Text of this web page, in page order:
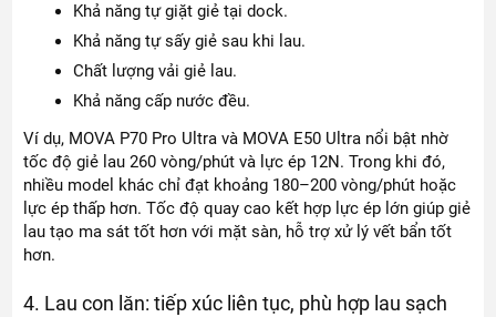
Khả năng tự giặt giẻ tại dock.
Khả năng tự sấy giẻ sau khi lau.
Chất lượng vải giẻ lau.
Khả năng cấp nước đều.
Ví dụ, MOVA P70 Pro Ultra và MOVA E50 Ultra nổi bật nhờ
tốc độ giẻ lau 260 vòng/phút và lực ép 12N. Trong khi đó,
nhiều model khác chỉ đạt khoảng 180–200 vòng/phút hoặc
lực ép thấp hơn. Tốc độ quay cao kết hợp lực ép lớn giúp giẻ
lau tạo ma sát tốt hơn với mặt sàn, hỗ trợ xử lý vết bẩn tốt
hơn.
4. Lau con lăn: tiếp xúc liên tục, phù hợp lau sạch